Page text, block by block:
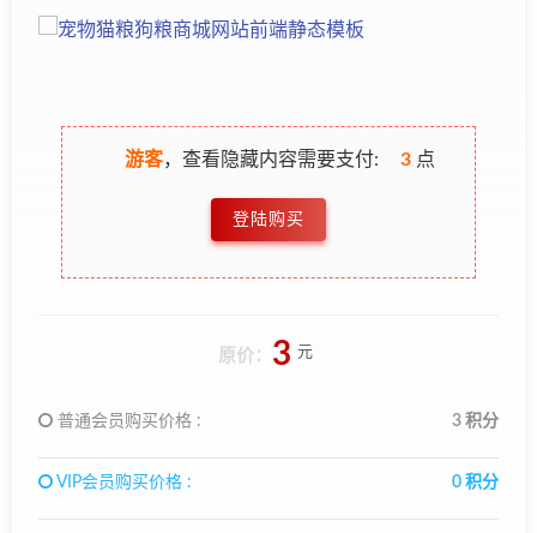
游客，查看隐藏内容需要支付: 3点
登陆购买
原价： 3 元
普通会员购买价格 : 3 积分
VIP会员购买价格 : 0 积分